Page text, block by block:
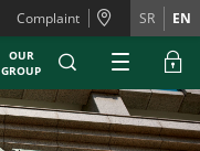
Complaint SR EN
OUR
GROUP